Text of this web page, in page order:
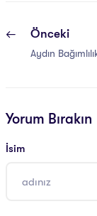
Önceki
Aydın
Yorum Bırakın
İsim